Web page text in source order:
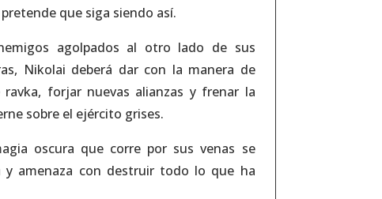
que siga siendo así.
agolpados al otro lado de sus
Nikolai deberá dar con la manera de
forjar nuevas alianzas y frenar la
sobre el ejército grises.
oscura que corre por sus venas se
y amenaza con destruir todo lo que ha